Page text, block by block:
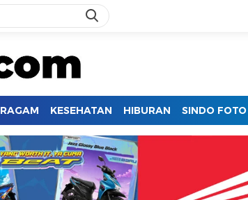
RAGAM KESEHATAN HIBURAN SINDO FOTO